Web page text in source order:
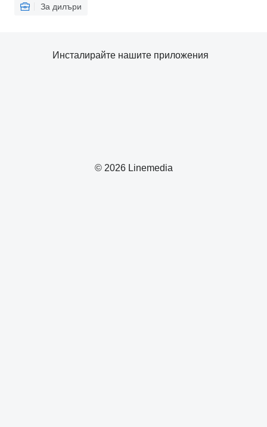
За дилъри
© 2026 Linemedia
Инсталирайте нашите приложения